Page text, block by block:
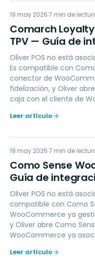
CL
LOYALTY
19 may 2026 7 min de
Comarch
TPV — Guía de
Oliver POS no está
Es compatible con
conector de
fidelización, y Oliver
caja con el cliente de
Leer artículo
CS
LOYALTY
19 may 2026 7 min de
Como Sense
Guía de
Oliver POS no está
compatible con Como
WooCommerce ya
y Oliver abre Como
WooCommerce ya
Leer artículo